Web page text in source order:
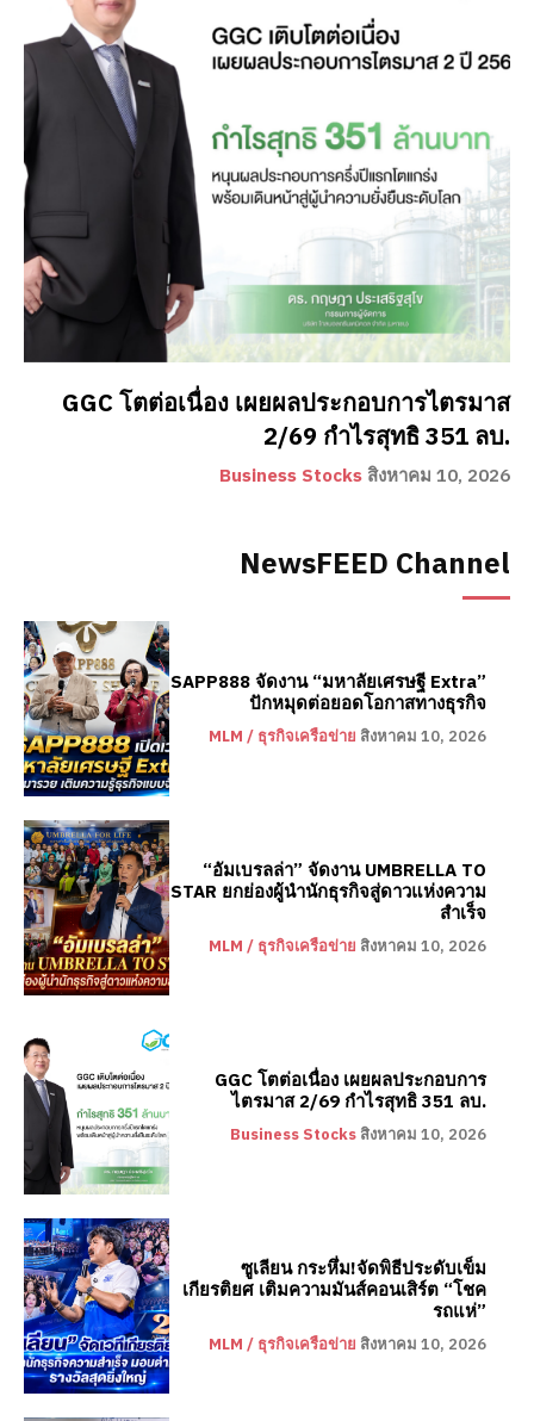
GGC โตต่อเนื่อง เผยผลประกอบการไตรมาส
2/69 กำไรสุทธิ 351 ลบ.
Business Stocks สิงหาคม 10, 2026
NewsFEED Channel
SAPP888 จัดงาน “มหาลัยเศรษฐี Extra”
ปักหมุดต่อยอดโอกาสทางธุรกิจ
MLM / ธุรกิจเครือข่าย สิงหาคม 10, 2026
“อัมเบรลล่า” จัดงาน UMBRELLA TO
STAR ยกย่องผู้นำนักธุรกิจสู่ดาวแห่งความ
สำเร็จ
MLM / ธุรกิจเครือข่าย สิงหาคม 10, 2026
GGC โตต่อเนื่อง เผยผลประกอบการ
ไตรมาส 2/69 กำไรสุทธิ 351 ลบ.
Business Stocks สิงหาคม 10, 2026
ซูเลียน กระหึ่ม!จัดพิธีประดับเข็ม
เกียรติยศ เติมความมันส์คอนเสิร์ต “โชค
รถแห่”
MLM / ธุรกิจเครือข่าย สิงหาคม 10, 2026